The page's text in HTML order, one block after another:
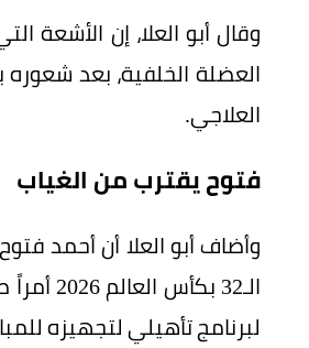
وقال أبو العلا، إن
العضلة الخلفية، بعد شعوره
العلاجي.
فتوح يقترب من الغياب
وأضاف أبو العلا أن أحمد
الـ32
لبرنامج تأهيلي لتجهيزه